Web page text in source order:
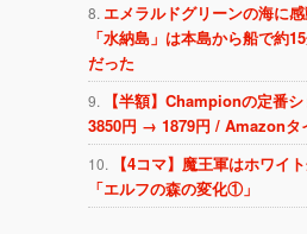
エメラルドグリーンの海に
「水納島」は本島から船で約
だった
【半額】Championの定番
3850円 → 1879円 / Amazonタ
【4コマ】魔王軍はホワイ
「エルフの森の変化①」